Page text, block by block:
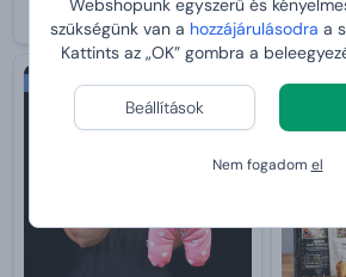
Webshopunk egyszerű és
szükségünk van a hozzájárulásodra a
Kattints az „OK” gombra a
Beállítások
Nem fogadom el
Bestseller Nőnek